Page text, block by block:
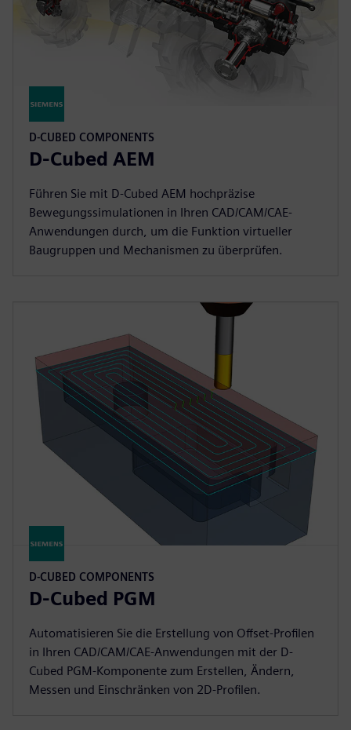
D-CUBED COMPONENTS
D-Cubed AEM
Führen Sie mit D-Cubed AEM hochpräzise
Bewegungssimulationen in Ihren CAD/CAM/CAE-
Anwendungen durch, um die Funktion virtueller
Baugruppen und Mechanismen zu überprüfen.
D-CUBED COMPONENTS
D-Cubed PGM
Automatisieren Sie die Erstellung von Offset-Profilen
in Ihren CAD/CAM/CAE-Anwendungen mit der D-
Cubed PGM-Komponente zum Erstellen, Ändern,
Messen und Einschränken von 2D-Profilen.